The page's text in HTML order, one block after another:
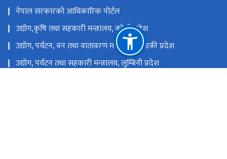
नेपाल सरकारको आधिकारिक पोर्टल
उद्योग,कृषि तथा सहकारी मन्त्रालय, कोशी प्रदेश
उद्योग, पर्यटन, वन तथा वातावरण मन्त्रालय, गण्डकी प्रदेश
उद्योग, पर्यटन तथा सहकारी मन्त्रालय, लुम्बिनी प्रदेश